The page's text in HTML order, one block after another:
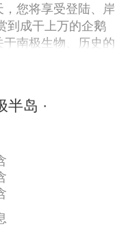
您将享受登陆、岸
到成干上万的企鹅
南极生物、历史的
一，由船长和船方
的规定下，将有选
分地点或者其他可
）
站所在乔治王岛
仅风光旖旎，是海
的集聚地，同时也
半岛 ·